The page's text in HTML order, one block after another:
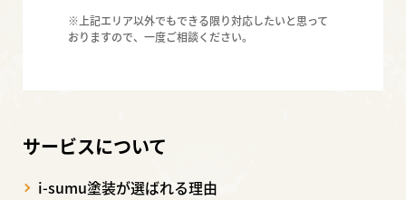
※上記エリア以外でもできる限り対応したいと思って
おりますので、一度ご相談ください。
サービスについて
i-sumu塗装が選ばれる理由